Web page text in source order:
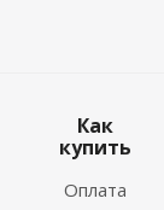
Как
купить
Оплата